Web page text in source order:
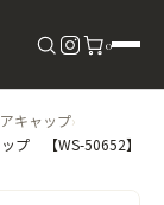
0
キャップ›
プ 【WS-50652】